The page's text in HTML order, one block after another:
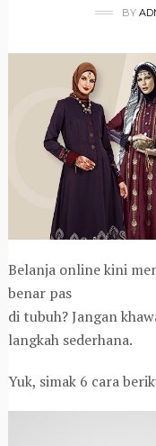
BY
Belanja online kini
benar pas
di tubuh? Jangan
langkah sederhana.
Yuk, simak 6 cara